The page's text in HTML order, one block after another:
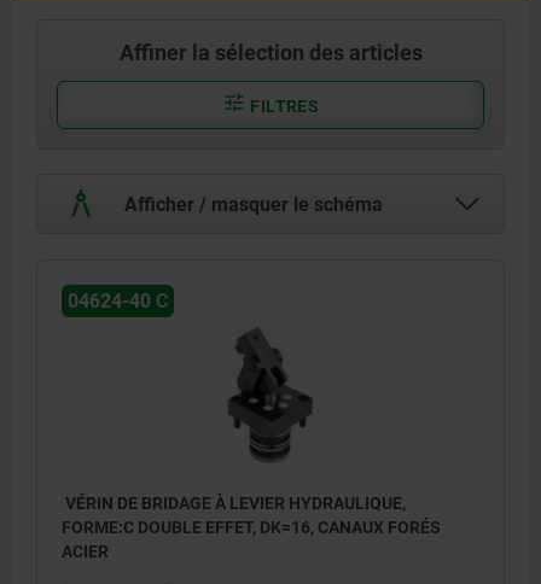
Affiner la sélection des articles
FILTRES
Afficher / masquer le schéma
04624-40 C
VÉRIN DE BRIDAGE À LEVIER HYDRAULIQUE,
FORME:C DOUBLE EFFET, DK=16, CANAUX FORÉS
ACIER